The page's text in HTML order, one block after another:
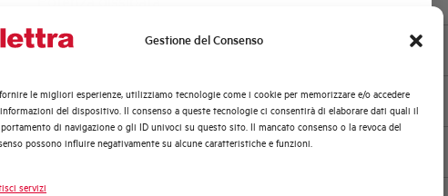
Gestione del Consenso
le migliori esperienze, utilizziamo tecnologie come i cookie per memorizzare e/o accedere
del dispositivo. Il consenso a queste tecnologie ci consentirà di elaborare dati quali il
di navigazione o gli ID univoci su questo sito. Il mancato consenso o la revoca del
possono influire negativamente su alcune caratteristiche e funzioni.
servizi
Tensione nominale Ue AC
Tensione di impiego min-max AC
Frequenza
Quali argomenti ti interessano di più?
Automazione Industriale
Fotovoltaico
Sistema Quadri